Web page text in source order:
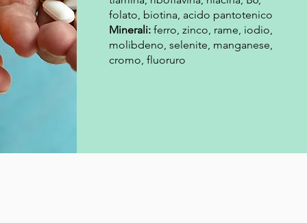
folato, biotina, acido pantotenico
Minerali:ferro, zinco, rame, iodio,
molibdeno, selenite, manganese,
cromo, fluoruro